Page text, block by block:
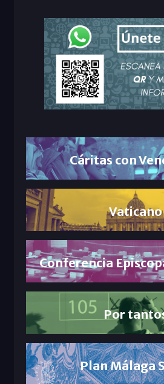
Cáritas con
Vaticano
Conferencia
Por
Plan Málaga